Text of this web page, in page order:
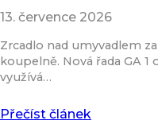
13. července 2026
Zrcadlo nad umyvadlem
koupelně. Nová řada GA 1
využívá…
Přečíst článek